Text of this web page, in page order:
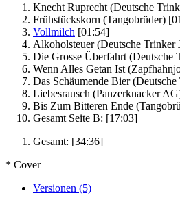
Knecht Ruprecht (Deutsche
Frühstückskorn (Tangobrüder)
Vollmilch [01:54]
Alkoholsteuer(Deutsche Trinker
Die Grosse Überfahrt (Deutsche
Wenn Alles Getan Ist
Das Schäumende Bier(Deutsche
Liebesrausch (Panzerknacker
Bis Zum Bitteren Ende
Gesamt Seite B: [17:03]
Gesamt: [34:36]
* Cover
Versionen (5)